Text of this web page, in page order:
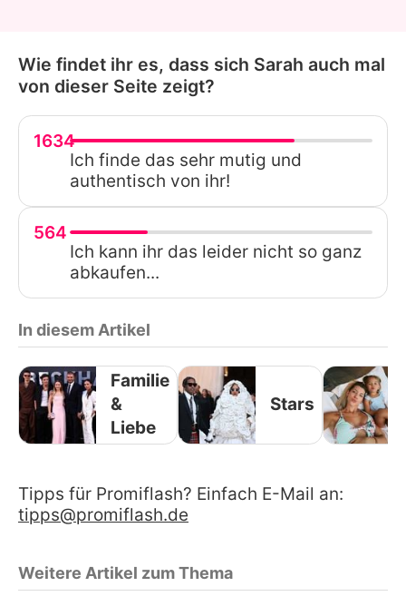
Wie findet ihr es, dass sich Sarah auch mal
von dieser Seite zeigt?
1634
Ich finde das sehr mutig und
authentisch von ihr!
564
Ich kann ihr das leider nicht so ganz
abkaufen...
In diesem Artikel
Familie
&
Liebe
Stars
Tipps für Promiflash? Einfach E-Mail an:
tipps@promiflash.de
Weitere Artikel zum Thema